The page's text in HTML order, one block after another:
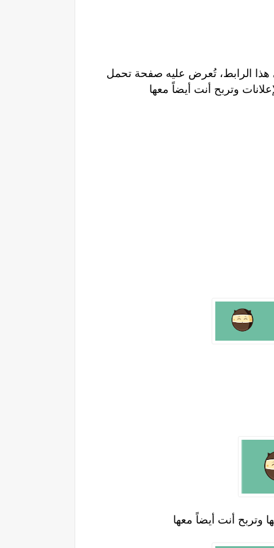
هذا الرابط، تُعرض عليه صفحة تحمل